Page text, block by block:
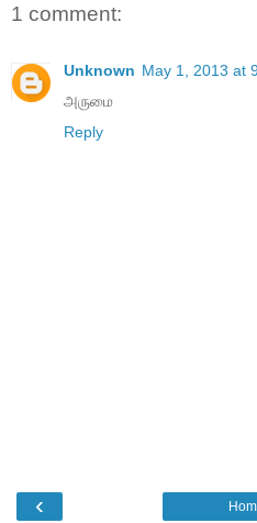
1 comment:
Unknown May 1, 2013 at
அருமை
Reply
‹